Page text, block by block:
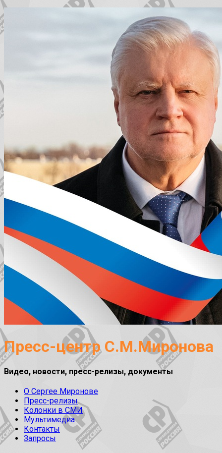
Пресс-центр С.М.Миронова
Видео, новости, пресс-релизы, документы
О Сергее Миронове
Пресс-релизы
Колонки в СМИ
Мультимедиа
Контакты
Запросы